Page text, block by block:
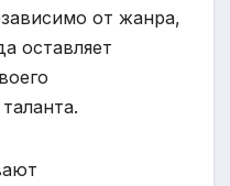
от жанра,
оставляет